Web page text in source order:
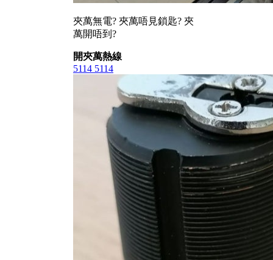
夾萬無電? 夾萬唔見鎖匙? 夾
萬開唔到?
開夾萬熱線
5114 5114